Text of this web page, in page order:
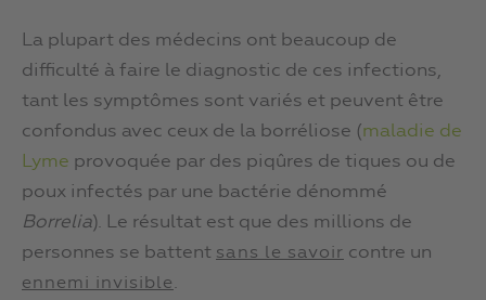
La plupart des médecins ont beaucoup de
difficulté à faire le diagnostic de ces infections,
tant les symptômes sont variés et peuvent être
confondus avec ceux de la borréliose (maladie de
Lyme provoquée par des piqûres de tiques ou de
poux infectés par une bactérie dénommé
Borrelia). Le résultat est que des millions de
personnes se battent sans le savoir contre un
ennemi invisible.